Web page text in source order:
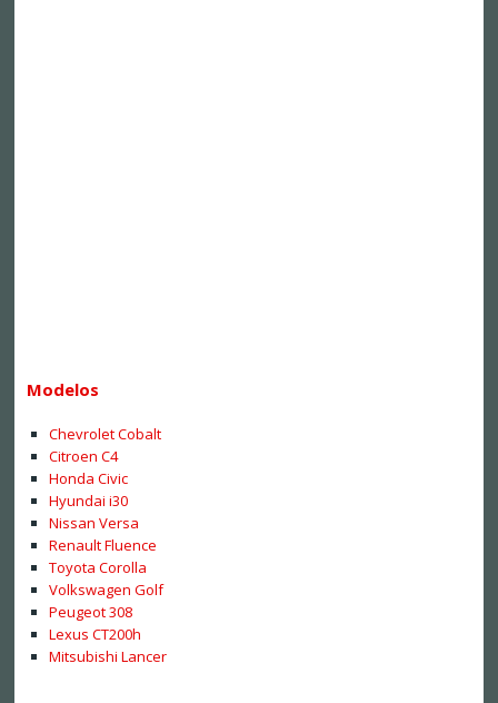
Modelos
Chevrolet Cobalt
Citroen C4
Honda Civic
Hyundai i30
Nissan Versa
Renault Fluence
Toyota Corolla
Volkswagen Golf
Peugeot 308
Lexus CT200h
Mitsubishi Lancer